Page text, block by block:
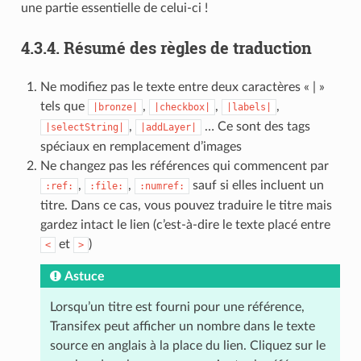
une partie essentielle de celui-ci !
4.3.4. Résumé des règles de traduction
Ne modifiez pas le texte entre deux caractères « | »
tels que
|bronze| , |checkbox| , |labels| ,
|selectString| , |addLayer|
… Ce sont des tags
spéciaux en remplacement d’images
Ne changez pas les références qui commencent par
:ref: , :file: , :numref:
sauf si elles incluent un
titre. Dans ce cas, vous pouvez traduire le titre mais
gardez intact le lien (c’est-à-dire le texte placé entre
< et > )
Astuce
Lorsqu’un titre est fourni pour une référence,
Transifex peut afficher un nombre dans le texte
source en anglais à la place du lien. Cliquez sur le